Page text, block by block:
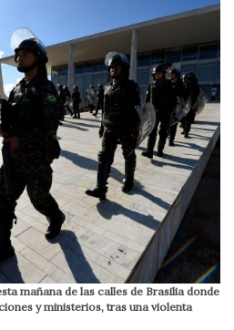
mañana de las calles de Brasilia donde
y ministerios, tras una violenta